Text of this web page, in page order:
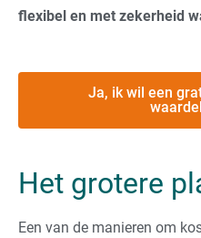
flexibel en met zekerheid
Ja, ik wil een
Het grotere
Een van de manieren om